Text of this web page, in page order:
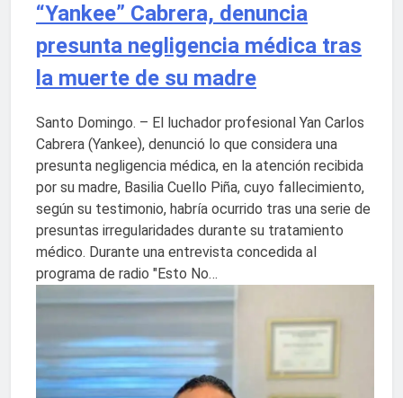
“Yankee” Cabrera, denuncia
presunta negligencia médica tras
la muerte de su madre
Santo Domingo. – El luchador profesional Yan Carlos
Cabrera (Yankee), denunció lo que considera una
presunta negligencia médica, en la atención recibida
por su madre, Basilia Cuello Piña, cuyo fallecimiento,
según su testimonio, habría ocurrido tras una serie de
presuntas irregularidades durante su tratamiento
médico. Durante una entrevista concedida al
programa de radio "Esto No…